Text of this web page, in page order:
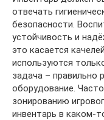
отвечать
безопасности.
устойчивость и
это касается
используются
задача – правильно
оборудование.
зонированию
инвентарь в каком-